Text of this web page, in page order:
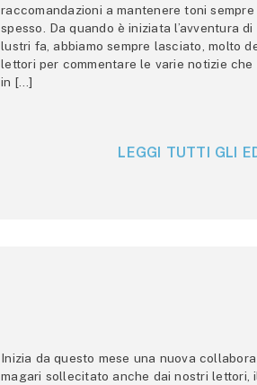
raccomandazioni a mantenere toni
spesso. Da quando è iniziata l’avventura
lustri fa, abbiamo sempre lasciato, molto
lettori per commentare le varie notizie
in […]
LEGGI TUTTI GLI
Inizia da questo mese una nuova
magari sollecitato anche dai nostri lettori,